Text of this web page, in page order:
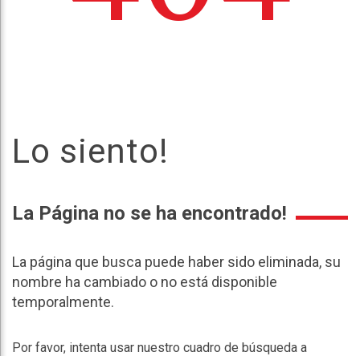
Lo siento!
La Página no se ha encontrado!
La página que busca puede haber sido eliminada, su
nombre ha cambiado o no está disponible
temporalmente.
Por favor, intenta usar nuestro cuadro de búsqueda a